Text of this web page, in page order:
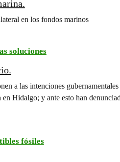
en los fondos marinos
soluciones
a las intenciones
Hidalgo; y ante esto han
fósiles